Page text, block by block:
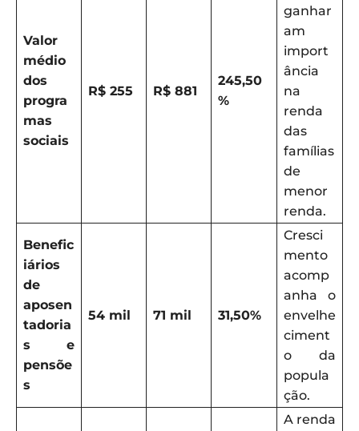
Valor
médio
dos
progra
mas
sociais
R$ 255 R$ 881
245,50
%
ganhar
am
import
ância
na
renda
das
famílias
de
menor
renda.
Benefic
iários
de
aposen
tadoria
s e
pensõe
s
54 mil 71 mil 31,50%
Cresci
mento
acomp
anha o
envelhe
ciment
o da
popula
ção.
A renda